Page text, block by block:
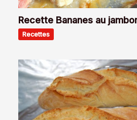
Recette Bananes au
Recettes